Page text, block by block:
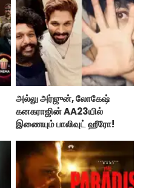
அல்லு அர்ஜுன், லோகேஷ்
கனகராஜின் AA23யில்
இணையும் பாலிவுட் ஹீரோ!